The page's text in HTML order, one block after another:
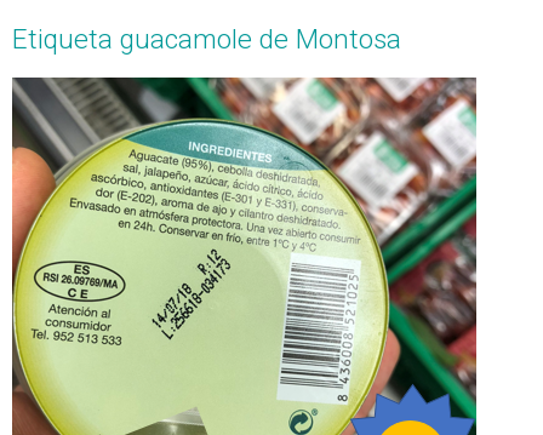
Etiqueta guacamole de Montosa